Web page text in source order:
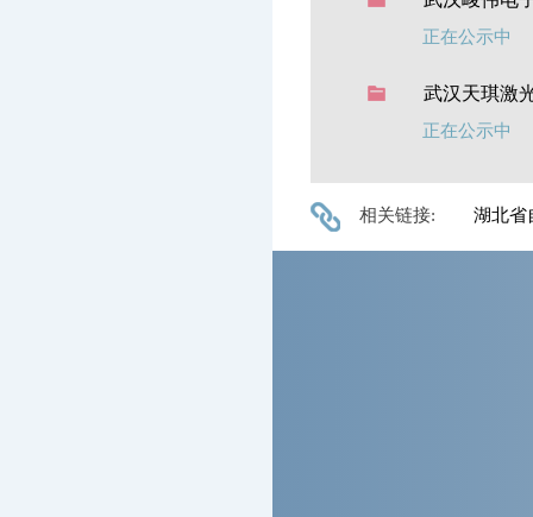
正在公示中
武汉天琪激
正在公示中
相关链接: 湖北省